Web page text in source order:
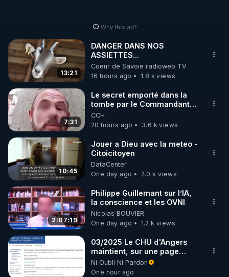
🌱 INSTAGRAM
https://www.instagram.com/rdlr_thierrycasasnovas/
http://rgnr.li/instagram
🌱 LA NEWSLETTER
Pour ne pas rater l’actualité RGNR (stages,
http://rgnr.li/news
🌱 VIDÉOS NON CENSURÉES SUR ODYSEE
Toutes les vidéos Youtube sont aussi sur la
http://rgnr.li/odysee
🌱 LES STAGES EN PRÉSENTIEL
http://rgnr.li/stages
Why this ad?
13:21
DANGER DANS NOS
ASSIETTES...
Coeur de Savoie radioweb TV
16 hours ago
1.8 k views
7:31
Le secret emporté dans la
tombe par le Commandant
Cousteau le 25 juin 1997
CCH
20 hours ago
3.6 k views
10:45
Jouer a Dieu avec la meteo -
Citoicitoyen
DataCenter
One day ago
2.0 k views
2:07:19
Philippe Guillemant sur l’IA,
la conscience et les OVNI
Nicolas BOUVIER
One day ago
1.2 k views
03/2025 Le CHU d'Angers
maintient, sur une page
mise à jour, ses consignes
sanitaires Covid en
Ni Oubli Ni Pardon
One hour ago